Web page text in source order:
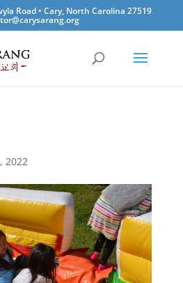
Road • Cary, North Carolina 27519
2022